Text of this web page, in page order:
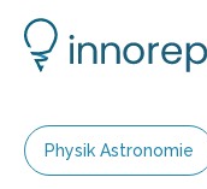
Physik Astronomie